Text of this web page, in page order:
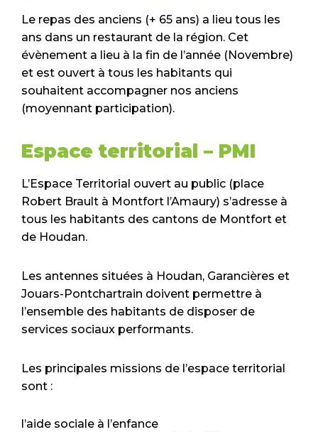
Le repas des anciens (+ 65 ans) a lieu tous les
ans dans un restaurant de la région. Cet
évènement a lieu à la fin de l’année (Novembre)
et est ouvert à tous les habitants qui
souhaitent accompagner nos anciens
(moyennant participation).
Espace territorial – PMI
L’Espace Territorial ouvert au public (place
Robert Brault à Montfort l’Amaury) s’adresse à
tous les habitants des cantons de Montfort et
de Houdan.
Les antennes situées à Houdan, Garancières et
Jouars-Pontchartrain doivent permettre à
l’ensemble des habitants de disposer de
services sociaux performants.
Les principales missions de l’espace territorial
sont :
l’aide sociale à l’enfance